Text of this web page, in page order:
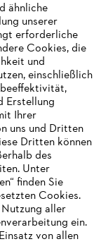
ähnliche
unserer
erforderliche
Cookies, die
und
einschließlich
Erstellung
Ihrer
uns und Dritten
Dritten können
des
Unter
finden Sie
Cookies.
aller
ein.
von allen